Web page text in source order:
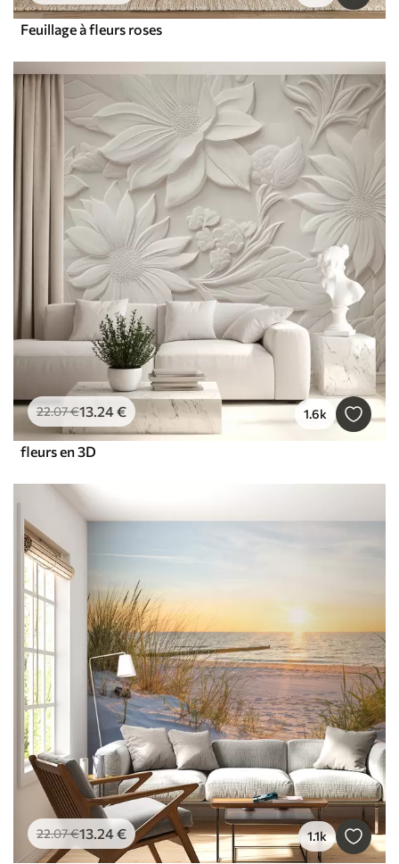
Feuillage à fleurs roses
22.07€13.24€ 1.6k
fleurs en 3D
22.07€13.24€ 1.1k